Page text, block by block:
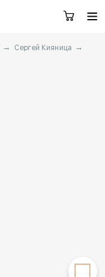
→ Сергей Кияница
→